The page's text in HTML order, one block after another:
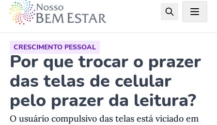
CRESCIMENTO PESSOAL
Por que trocar o prazer
das telas de celular
pelo prazer da leitura?
O usuário compulsivo das telas está viciado em